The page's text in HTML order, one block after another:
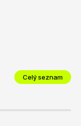
Celý seznam